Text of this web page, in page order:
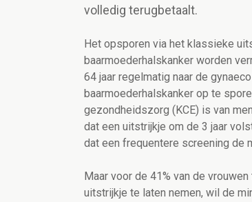
volledig terugbetaalt.
Het opsporen via het klassieke
baarmoederhalskanker worden
64 jaar regelmatig naar de
baarmoederhalskanker op te
gezondheidszorg (KCE) is van
dat een uitstrijkje om de 3 jaar
dat een frequentere screening de
Maar voor de 41% van de
uitstrijkje te laten nemen, wil de